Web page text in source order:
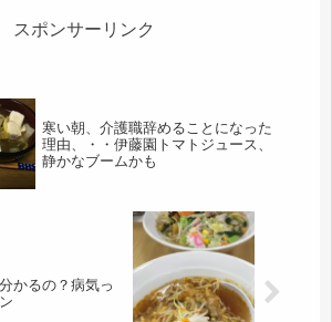
だ...
スポンサーリンク
寒い朝、介護職辞めることになった
理由、・・伊藤園トマトジュース、
静かなブームかも
かるの？病気っ